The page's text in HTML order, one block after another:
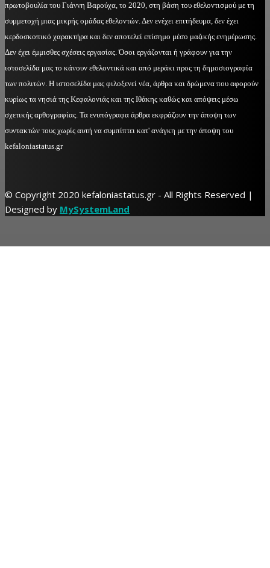
πρωτοβουλία του Γιάννη Βαρούχα, το 2020, στη βάση του εθελοντισμού με τη
συμμετοχή μιας μικρής ομάδας εθελοντών. Δεν ενέχει επιτήδευμα, δεν έχει
κερδοσκοπικό χαρακτήρα και δεν αποτελεί επίσημο μέσο μαζικής ενημέρωσης.
Δεν έχει έμμισθες σχέσεις εργασίας. Όσοι εργάζονται ή γράφουν για την
ιστοσελίδα μας το κάνουν εθελοντικά και από μεράκι προς τη δημοσιογραφία
των πολιτών. Η ιστοσελίδα μας φιλοξενεί νέα, άρθρα και δρώμενα που αφορούν
κυρίως τα νησιά της Κεφαλονιάς και της Ιθάκης καθώς και απόψεις μέσω
σχετικής αρθογραφίας. Τα ενυπόγραφα άρθρα εκφράζουν την άποψη των
συντακτών τους χωρίς αυτή να συμπίπτει κατ' ανάγκη με την άποψη του
kefaloniastatus.gr
© Copyright 2020 kefaloniastatus.gr - All Rights Reserved |
Designed by MySystemLand